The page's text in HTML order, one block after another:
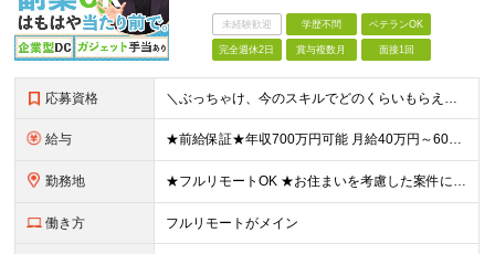
未経験歓迎 学歴不問 ベテランOK
完全週休2日 賞与複数月 面接1回
応募資格 ＼ぶっちゃけ、今のスキルでどのくらいもらえる？といった相談にも乗ります！／ ◎学歴不問 ◎C言語の読み書きができる方 ≪こんな方も歓迎します≫ ・新しい技術に挑戦したい方 ・将来のキャリアや給与につ
給与 ★前給保証★年収700万円可能 月給40万円～60万円＋各種手当＋残業代全額支給 ＼代表が単価も還元も徹底交渉！／ 代表が直接取引先と交渉し、単価を強気に提示。 そこで得た利益は、しっかりメンバー
勤務地 ★フルリモートOK ★お住まいを考慮した案件にアサインします ★転勤なし＆U/Iターン歓迎 【本社】愛知県名古屋市中村区名駅4丁目8-26 エニシオ名駅16F ┗関東・関西・愛知・九州のプロジェクト
働き方 フルリモートがメイン